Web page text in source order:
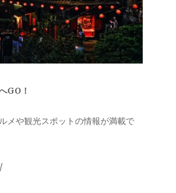
GO！
メや観光スポットの情報が満載で